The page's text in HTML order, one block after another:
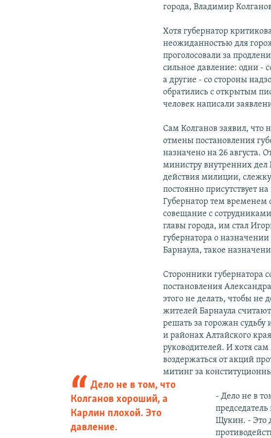
города, Владимир
Хотя губернатор
неожиданностью для
проголосовали за
сильное давление: одни -
а другие - со стороны
обратились с открытым
человек написали
Сам Колганов заявил, что
отмены постановления
назначено на 26 августа.
министру внутренних
действия милиции,
постоянно присутствует
Губернатор тем временем
совещание с
главы города, им стал
губернатора о назначении
Барнаула, такое
Сторонники губернатора
постановления
этого не делать, чтобы не
жителей Барнаула
решать за горожан судьбу
и районах Алтайского
руководителей. И хотя
воздержаться от акций
митинг за
Дело не в том, что
Колганов хороший, а
Карлин плохой. Это
давление.
- Дело не в
Щукин. - Это